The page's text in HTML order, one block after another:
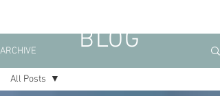
ARCHIVE
All Posts
BLOG